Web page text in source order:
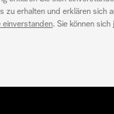
zu erhalten und erklären sich
einverstanden. Sie können